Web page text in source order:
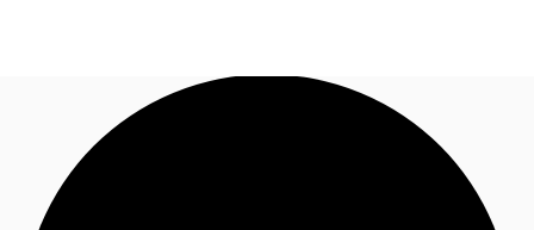
พื้นที่สำนักงาน
เฟล็กสเปซ
+6626246471